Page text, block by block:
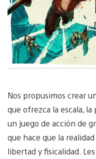
Nos propusimos crear
que ofrezca la escala,
un juego de acción de
que hace que la
libertad y fisicalidad.